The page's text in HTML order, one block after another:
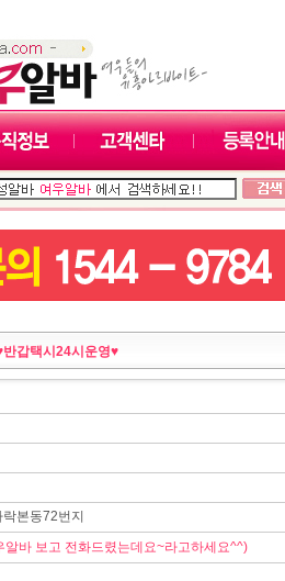
갑택시24시운영♥
본동72번지
알바 보고 전화드렸는데요~라고하세요^^)